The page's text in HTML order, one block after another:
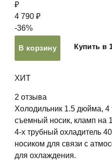
₽
4 790 ₽
-36%
В корзину Купить в
ХИТ
2 отзыва
Холодильник 1.5 дюйма, 4
съемный носик, кламп на
4-х трубный охладитель
носиком для связи с
для охлаждения.